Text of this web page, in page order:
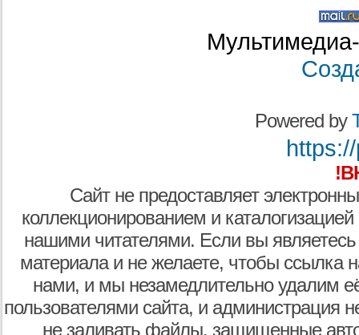
Powered by
Сайт не предоставляет
коллекционированием и
нашими читателями. Если вы являетесь
материала и не желаете, чтобы ссылка
нами, и мы незамедлительно удалим
пользователями сайта, и администрация
не заливать файлы, защищенные